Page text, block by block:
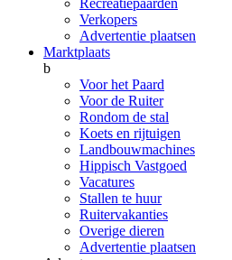
Recreatiepaarden
Verkopers
Advertentie plaatsen
Marktplaats
b
Voor het Paard
Voor de Ruiter
Rondom de stal
Koets en rijtuigen
Landbouwmachines
Hippisch Vastgoed
Vacatures
Stallen te huur
Ruitervakanties
Overige dieren
Advertentie plaatsen